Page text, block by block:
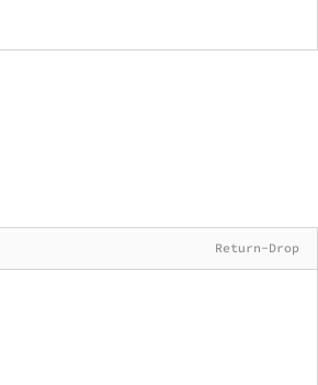
Return-Drop